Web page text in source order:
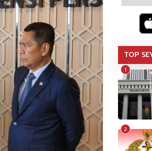
TOP
1
2